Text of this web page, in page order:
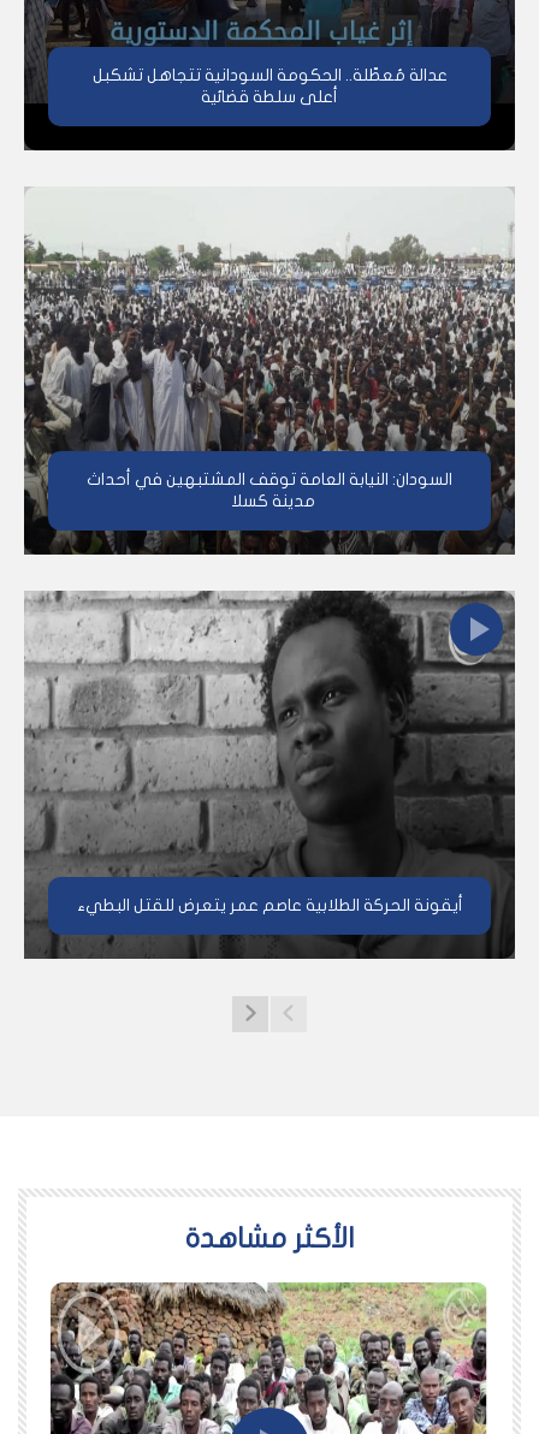
عدالة مُعطّلة.. الحكومة السودانية تتجاهل تشكبل
أعلى سلطة قضائية
السودان: النيابة العامة توقف المشتبهين في أحداث
مدينة كسلا
أيقونة الحركة الطلابية عاصم عمر يتعرض للقتل البطيء
اﻷكثر مشاهدة